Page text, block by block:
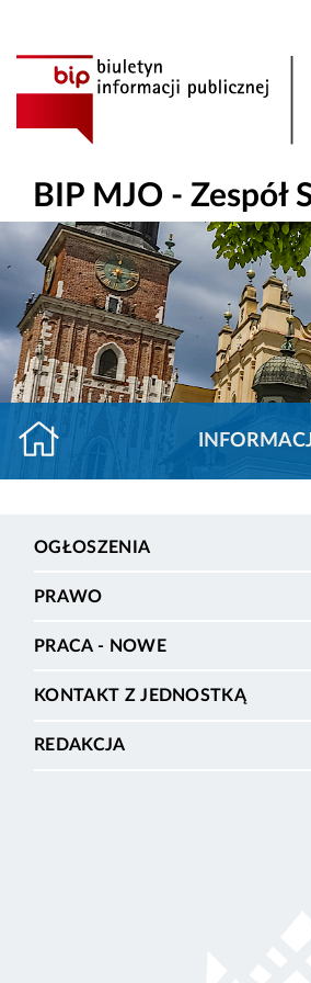
BIP MJO - Zespół
OGŁOSZENIA
PRAWO
PRACA - NOWE
KONTAKT Z JEDNOSTKĄ
REDAKCJA